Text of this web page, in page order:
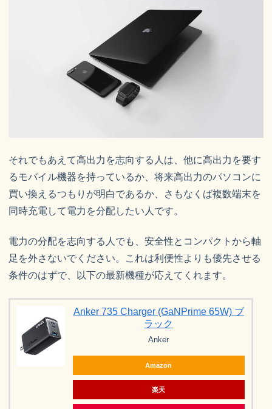
それでもあえて高出力を志向する人は、他に高出力を要す
るモバイル機器を持っているか、将来高出力のパソコンに
買い換えるつもりが明白であるか、さもなくば複数端末を
同時充電して電力を分配したい人です。
電力の分配を志向する人でも、安全性とコンパクトから軸
足を外さないでください。これは利便性よりも優先させる
条件のはずで、以下の最新機種が応えてくれます。
Anker 735 Charger (GaNPrime 65W) ブ
ラック
Anker
Amazon
楽天